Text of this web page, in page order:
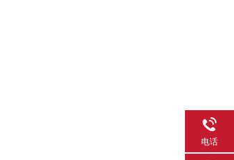
电话